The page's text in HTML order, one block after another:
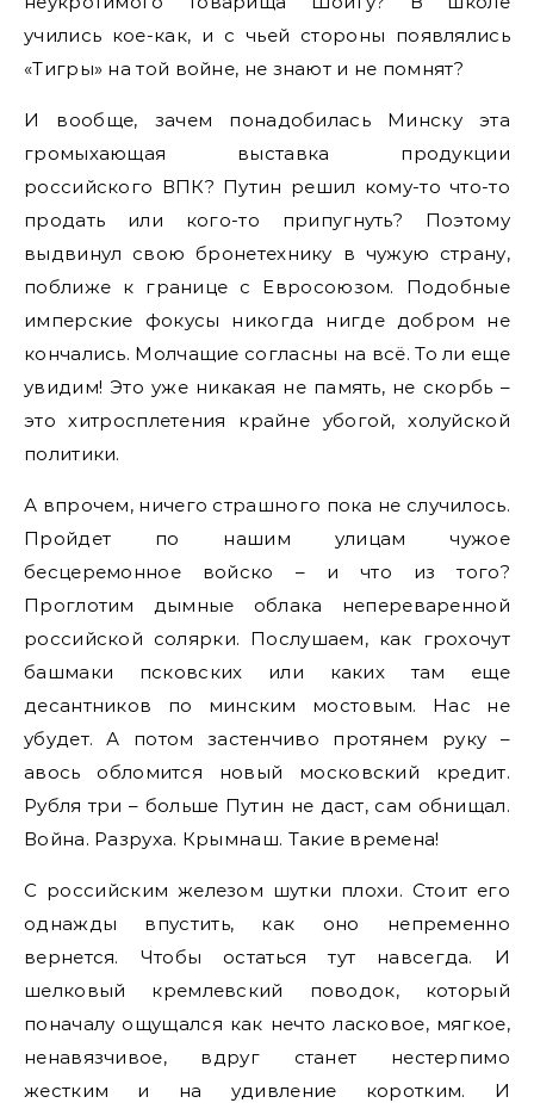
учились кое-как, и с чьей стороны появлялись
«Тигры» на той войне, не знают и не помнят?
И вообще, зачем понадобилась Минску эта
громыхающая выставка продукции
российского ВПК? Путин решил кому-то что-то
продать или кого-то припугнуть? Поэтому
выдвинул свою бронетехнику в чужую страну,
поближе к границе с Евросоюзом. Подобные
имперские фокусы никогда нигде добром не
кончались. Молчащие согласны на всё. То ли еще
увидим! Это уже никакая не память, не скорбь –
это хитросплетения крайне убогой, холуйской
политики.
А впрочем, ничего страшного пока не случилось.
Пройдет по нашим улицам чужое
бесцеремонное войско – и что из того?
Проглотим дымные облака непереваренной
российской солярки. Послушаем, как грохочут
башмаки псковских или каких там еще
десантников по минским мостовым. Нас не
убудет. А потом застенчиво протянем руку –
авось обломится новый московский кредит.
Рубля три – больше Путин не даст, сам обнищал.
Война. Разруха. Крымнаш. Такие времена!
С российским железом шутки плохи. Стоит его
однажды впустить, как оно непременно
вернется. Чтобы остаться тут навсегда. И
шелковый кремлевский поводок, который
поначалу ощущался как нечто ласковое, мягкое,
ненавязчивое, вдруг станет нестерпимо
жестким и на удивление коротким. И